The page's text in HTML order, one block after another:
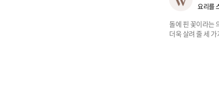
요리를
돌에 핀 꽃이라는
더욱 살려 줄 세